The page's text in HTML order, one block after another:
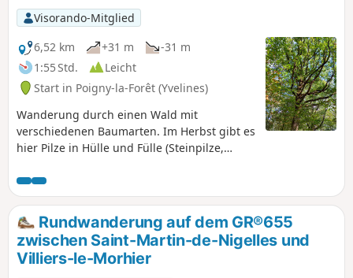
Visorando-Mitglied
6,52 km
+31 m
-31 m
1:55 Std.
Leicht
Start in Poigny-la-Forêt (Yvelines)
Wanderung durch einen Wald mit
verschiedenen Baumarten. Im Herbst gibt es
hier Pilze in Hülle und Fülle (Steinpilze,
Rundwanderung auf dem GR®655
zwischen Saint-Martin-de-Nigelles und
Villiers-le-Morhier